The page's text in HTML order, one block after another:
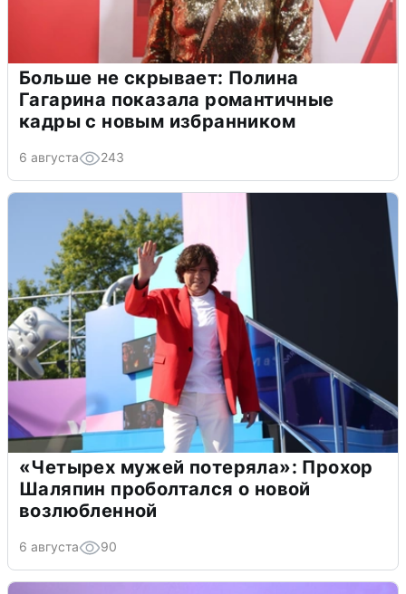
Больше не скрывает: Полина
Гагарина показала романтичные
кадры с новым избранником
6 августа 243
«Четырех мужей потеряла»: Прохор
Шаляпин проболтался о новой
возлюбленной
6 августа 90